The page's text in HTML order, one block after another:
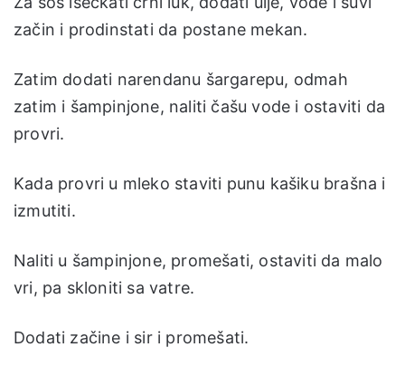
začin i prodinstati da postane mekan.
Zatim dodati narendanu šargarepu, odmah
zatim i šampinjone, naliti čašu vode i ostaviti da
provri.
Kada provri u mleko staviti punu kašiku brašna i
izmutiti.
Naliti u šampinjone, promešati, ostaviti da malo
vri, pa skloniti sa vatre.
Dodati začine i sir i promešati.